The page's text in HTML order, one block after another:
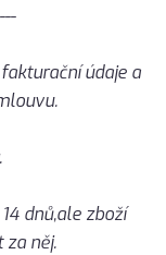
údaje a
dnů,ale zboží
něj.